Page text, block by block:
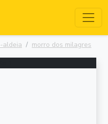
aldeia morro dos milagres